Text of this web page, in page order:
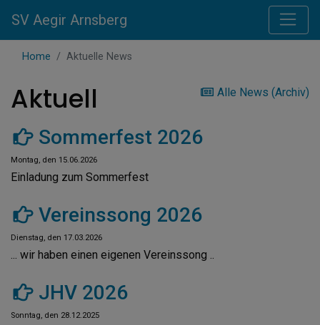
SV Aegir Arnsberg
Home Aktuelle News
Aktuell Alle News (Archiv)
Sommerfest 2026
Montag, den 15.06.2026
Einladung zum Sommerfest
Vereinssong 2026
Dienstag, den 17.03.2026
... wir haben einen eigenen Vereinssong ..
JHV 2026
Sonntag, den 28.12.2025